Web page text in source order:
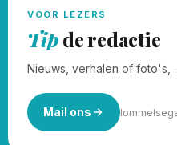
VOOR LEZERS
Tipde redactie
Nieuws, verhalen of foto's,
Mail ons